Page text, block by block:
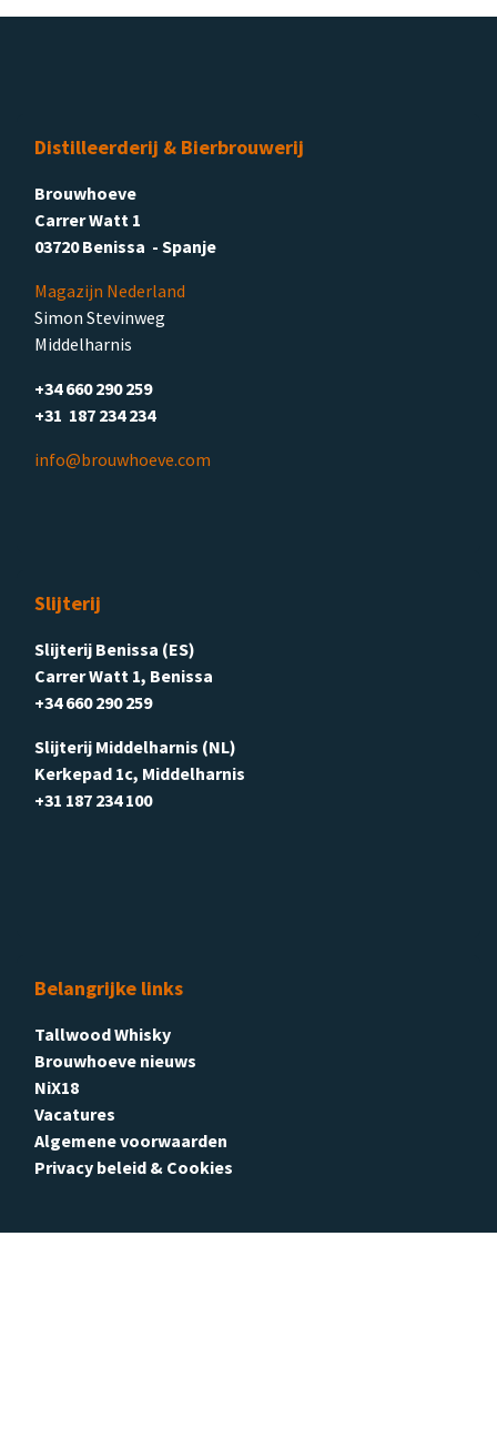
Distilleerderij & Bierbrouwerij
Brouwhoeve
Carrer Watt 1
03720 Benissa - Spanje
Magazijn Nederland
Simon Stevinweg
Middelharnis
+34 660 290 259
+31 187 234 234
info@brouwhoeve.com
Slijterij
Slijterij Benissa (ES)
Carrer Watt 1, Benissa
+34 660 290 259
Slijterij Middelharnis (NL)
Kerkepad 1c, Middelharnis
+31 187 234 100
Belangrijke links
Tallwood Whisky
Brouwhoeve nieuws
NiX18
Vacatures
Algemene voorwaarden
Privacy beleid & Cookies